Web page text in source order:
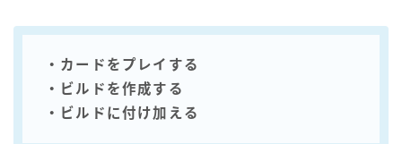
・カードをプレイする
・ビルドを作成する
・ビルドに付け加える